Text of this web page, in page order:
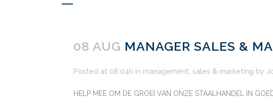
08 AUG MANAGER SALES &
Posted at 08:04h in management sales & marketing by
HELP MEE OM DE GROEI VAN ONZE STAALHANDEL IN